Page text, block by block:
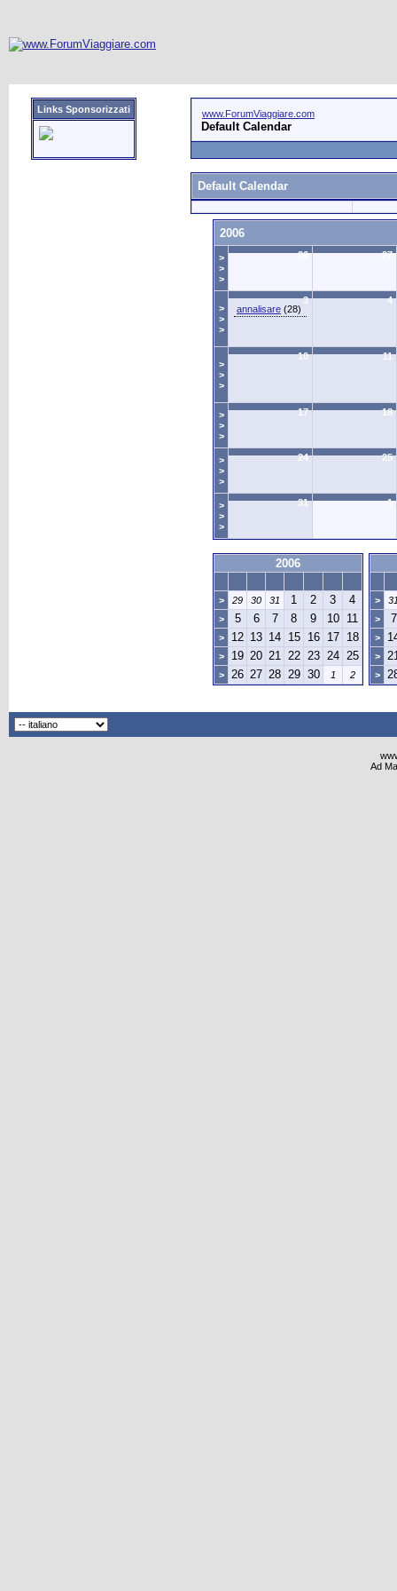
Links Sponsorizzati www.ForumViaggiare.com
Default Calendar
Default Calendar
2006
>
>
>
26 27
>
>
>
3
annalisare (28)
4
>
>
>
10 11
>
>
>
17 18
>
>
>
24 25
>
>
>
31 1
2006
> 29 30 31 1 2 3 4
> 5 6 7 8 9 10 11
> 12 13 14 15 16 17 18
> 19 20 21 22 23 24 25
> 26 27 28 29 30 1 2
>
>
7
>
>
>
Ad